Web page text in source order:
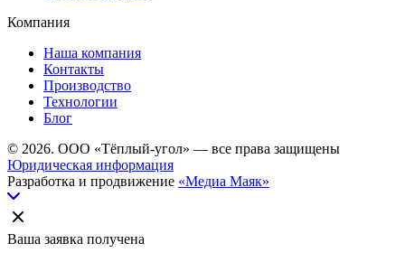
Компания
Наша компания
Контакты
Производство
Технологии
Блог
© 2026. ООО «Тёплый-угол» — все права защищены
Юридическая информация
Разработка и продвижение «Медиа Маяк»
Ваша заявка получена